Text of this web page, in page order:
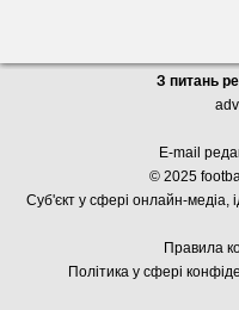
З питань
E-mail
© 2025
Суб'єкт у сфері онлайн-медіа, і
Правила
Політика у сфері